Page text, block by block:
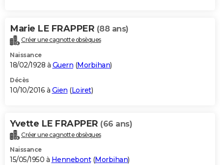
Marie LE FRAPPER (88 ans)
Créer une cagnotte obsèques
Naissance
18/02/1928 à Guern (Morbihan)
Décès
10/10/2016 à Gien (Loiret)
Yvette LE FRAPPER (66 ans)
Créer une cagnotte obsèques
Naissance
15/05/1950 à Hennebont(Morbihan)